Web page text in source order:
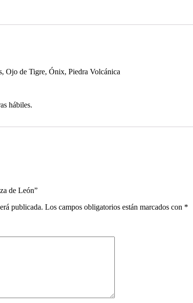
Ojo de Tigre, Ónix, Piedra Volcánica
hábiles.
de León”
publicada. Los campos obligatorios están marcados con *